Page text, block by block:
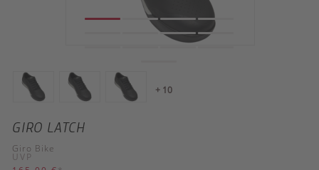
+ 10
GIRO LATCH
Giro Bike
UVP